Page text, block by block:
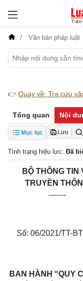
Văn bản pháp luật
👉 Quay về: Tra cứu
Tổng quan Nội
Mục lục Lưu
Tình trạng hiệu lực: Đã
BỘ THÔNG TIN
TRUYỀN
-------
Số: 06/2021/TT-
BAN HÀNH “QUY